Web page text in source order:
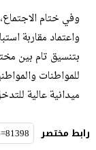
وفي ختام
واعتماد مقاربة
بتنسيق تام بين
للمواطنات
ميدانية عالية
رابط مختصر